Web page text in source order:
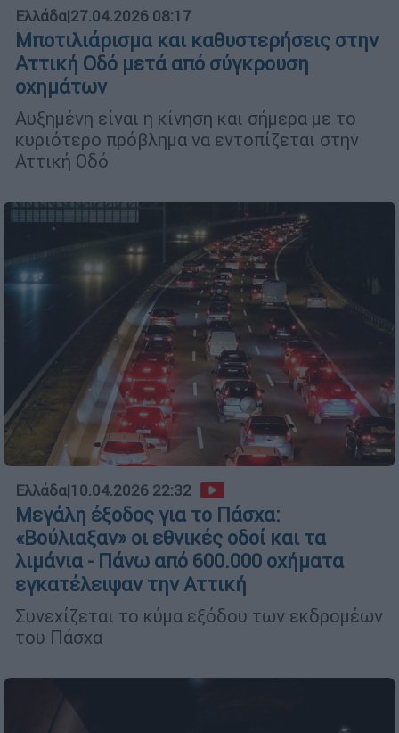
Ελλάδα|27.04.2026 08:17
Μποτιλιάρισμα και καθυστερήσεις στην
Αττική Οδό μετά από σύγκρουση
οχημάτων
Αυξημένη είναι η κίνηση και σήμερα με το
κυριότερο πρόβλημα να εντοπίζεται στην
Αττική Οδό
Ελλάδα|10.04.2026 22:32
Μεγάλη έξοδος για το Πάσχα:
«Βούλιαξαν» οι εθνικές οδοί και τα
λιμάνια - Πάνω από 600.000 οχήματα
εγκατέλειψαν την Αττική
Συνεχίζεται το κύμα εξόδου των εκδρομέων
του Πάσχα